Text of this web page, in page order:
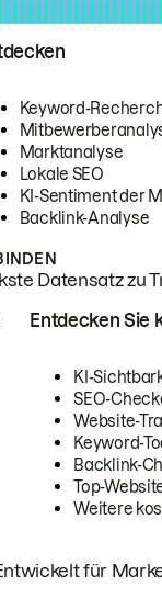
Keyword-
Marktanalyse
Lokale SEO
KI-Sentiment der
Backlink-Analyse
Datensatz zu
Entdecken Sie
KI-
SEO-
Website-
Keyword-
Backlink-
Top-
Weitere
für